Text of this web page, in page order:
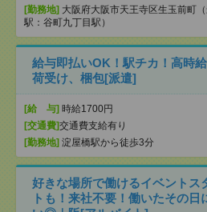
[勤務地] 大阪府大阪市天王寺区生玉前町（
駅：谷町九丁目駅）
給与即払いOK！駅チカ！高時
荷受け、梱包[派遣]
[給 与] 時給1700円
[交通費]交通費支給有り
[勤務地] 淀屋橋駅から徒歩3分
好きな場所で働けるイベント
トも！来社不要！働いたその日